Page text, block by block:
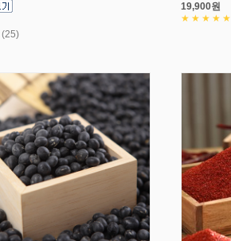
(25)
19,900원
★★★★★